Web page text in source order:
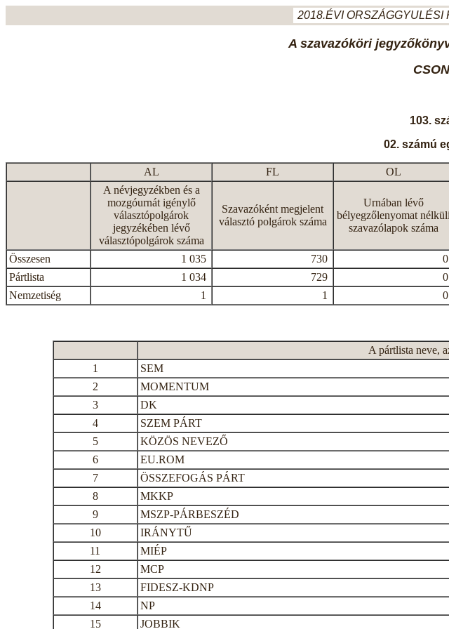
2018.ÉVI ORSZÁGGYULÉSI
A szavazóköri
103.
02. számú
AL FL OL
A névjegyzékben és a
mozgóurnát igénylő
választópolgárok
jegyzékében lévő
választópolgárok száma
Szavazóként megjelent
választó polgárok száma
Urnában lévő
bélyegzőlenyomat nélküli
szavazólapok száma
Összesen 1 035 730 0
Pártlista
1 034 729 0
Nemzetiség
1 1 0
A pártlista neve,
1
SEM
2
MOMENTUM
3
DK
4
SZEM PÁRT
5
KÖZÖS NEVEZŐ
6
EU.ROM
7
ÖSSZEFOGÁS PÁRT
8
MKKP
9
MSZP-PÁRBESZÉD
10
IRÁNYTŰ
11
MIÉP
12
MCP
13
FIDESZ-KDNP
14
NP
15
JOBBIK